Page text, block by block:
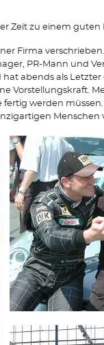
Zeit zu einem guten
Firma
PR-Mann und
abends als Letzter
Vorstellungskraft.
werden
Menschen